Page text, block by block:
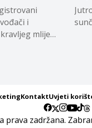
i
mlijeka
KontaktUvjeti
prava zadržana.